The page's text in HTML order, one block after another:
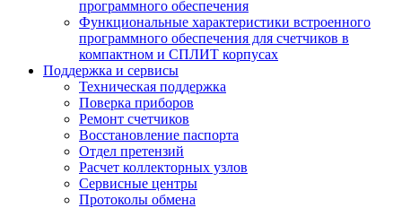
программного обеспечения
Функциональные характеристики встроенного
программного обеспечения для счетчиков в
компактном и СПЛИТ корпусах
Поддержка и сервисы
Техническая поддержка
Поверка приборов
Ремонт счетчиков
Восстановление паспорта
Отдел претензий
Расчет коллекторных узлов
Сервисные центры
Протоколы обмена